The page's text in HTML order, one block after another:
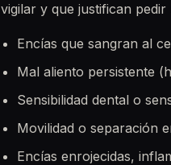
vigilar y que justifican
Encías que sangran al
Mal aliento persistente
Sensibilidad dental o
Movilidad o separación
Encías enrojecidas,